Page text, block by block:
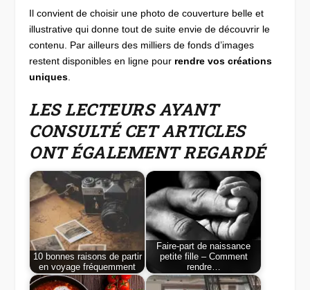
Il convient de choisir une photo de couverture belle et
illustrative qui donne tout de suite envie de découvrir le
contenu. Par ailleurs des milliers de fonds d’images
restent disponibles en ligne pour rendre vos créations
uniques.
LES LECTEURS AYANT
CONSULTÉ CET ARTICLES
ONT ÉGALEMENT REGARDÉ
10 bonnes raisons de partir
en voyage fréquemment
Faire-part de naissance
petite fille – Comment
rendre…